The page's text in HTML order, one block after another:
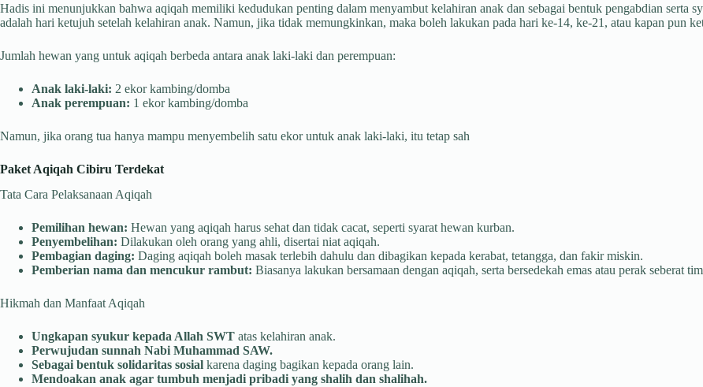
Hadis ini menunjukkan bahwa aqiqah memiliki kedudukan penting dalam menyambut kelahiran anak dan sebagai bentuk pengabdian serta
adalah hari ketujuh setelah kelahiran anak. Namun, jika tidak memungkinkan, maka boleh lakukan pada hari ke-14, ke-21, atau kapan pun
Jumlah hewan yang untuk aqiqah berbeda antara anak laki-laki dan perempuan:
Anak laki-laki: 2 ekor kambing/domba
Anak perempuan: 1 ekor kambing/domba
Namun, jika orang tua hanya mampu menyembelih satu ekor untuk anak laki-laki, itu tetap sah
Paket Aqiqah Cibiru Terdekat
Tata Cara Pelaksanaan Aqiqah
Pemilihan hewan: Hewan yang aqiqah harus sehat dan tidak cacat, seperti syarat hewan kurban.
Penyembelihan: Dilakukan oleh orang yang ahli, disertai niat aqiqah.
Pembagian daging: Daging aqiqah boleh masak terlebih dahulu dan dibagikan kepada kerabat, tetangga, dan fakir miskin.
Pemberian nama dan mencukur rambut: Biasanya lakukan bersamaan dengan aqiqah, serta bersedekah emas atau perak seberat
Hikmah dan Manfaat Aqiqah
Ungkapan syukur kepada Allah SWT atas kelahiran anak.
Perwujudan sunnah Nabi Muhammad SAW.
Sebagai bentuk solidaritas sosial karena daging bagikan kepada orang lain.
Mendoakan anak agar tumbuh menjadi pribadi yang shalih dan shalihah.